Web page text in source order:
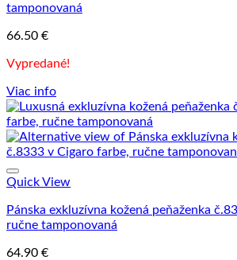
tamponovaná
66.50 €
Vypredané!
Viac info
Quick View
Pánska exkluzívna kožená peňaženka
ručne tamponovaná
64.90 €